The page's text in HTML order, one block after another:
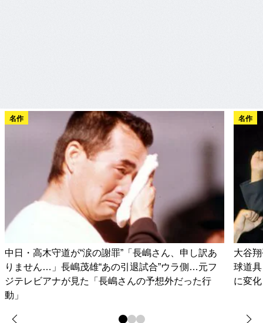
名作
中日・高木守道が“涙の謝罪”「長嶋さん、申し訳あ
りません…」長嶋茂雄“あの引退試合”ウラ側…元フ
ジテレビアナが見た「長嶋さんの予想外だった行
動」
名作
大谷
球道
に変